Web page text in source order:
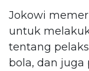
Jokowi
untuk
tentang
bola, dan juga